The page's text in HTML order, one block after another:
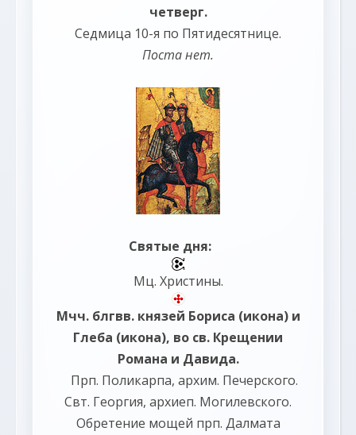
четверг.
Седмица 10-я по Пятидесятнице.
Поста нет.
Святые дня:
Мц. Христины.
Мчч. блгвв. князей Бориса (икона) и
Глеба (икона), во св. Крещении
Романа и Давида.
Прп. Поликарпа, архим. Печерского.
Свт. Георгия, архиеп. Могилевского.
Обретение мощей прп. Далмата